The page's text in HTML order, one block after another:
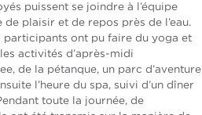
puissent se joindre à l’équipe
de plaisir et de repos près de l’eau.
participants ont pu faire du yoga et
activités d’après-midi
de la pétanque, un parc d’aventure
l’heure du spa, suivi d’un dîner
toute la journée, de